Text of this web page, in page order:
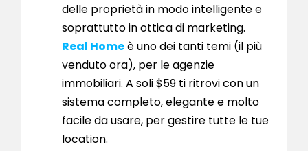
delle proprietà in modo intelligente e
soprattutto in ottica di marketing.
Real Homeè uno dei tanti temi (il più
venduto ora), per le agenzie
immobiliari. A soli $59 ti ritrovi con un
sistema completo, elegante e molto
facile da usare, per gestire tutte le tue
location.